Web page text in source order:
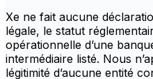
Xe ne fait aucune
légale, le statut
opérationnelle d’une
intermédiaire listé. Nous
légitimité d’aucune entité